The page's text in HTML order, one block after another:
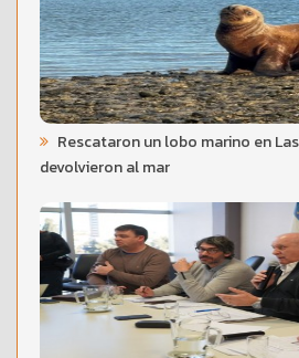
Rescataron un lobo marino en
devolvieron al mar